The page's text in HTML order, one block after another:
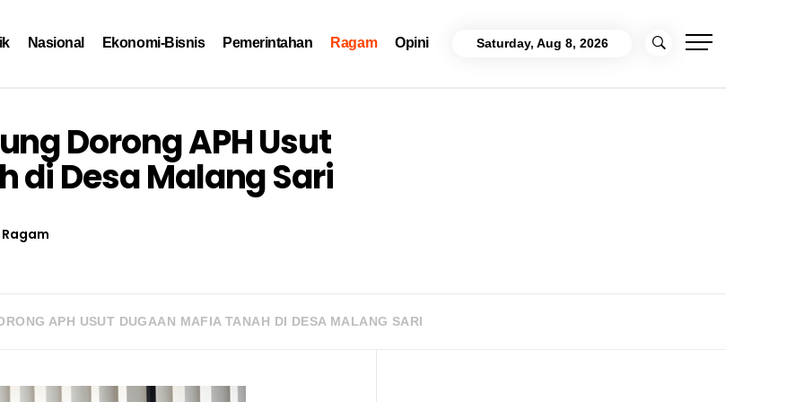
Nasional Ekonomi-Bisnis Pemerintahan Ragam Opini Saturday, Aug 8, 2026
Dorong APH Usut
di Desa Malang Sari
Ragam
APH USUT DUGAAN MAFIA TANAH DI DESA MALANG SARI